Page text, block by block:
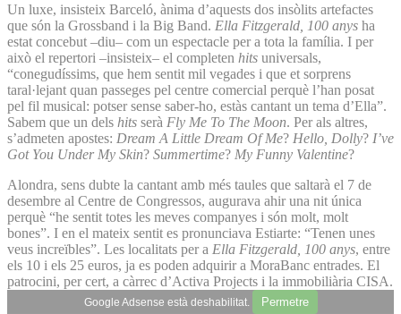
Un luxe, insisteix Barceló, ànima d’aquests dos insòlits artefactes
que són la Grossband i la Big Band. Ella Fitzgerald, 100 anys ha
estat concebut –diu– com un espectacle per a tota la família. I per
això el repertori –insisteix– el completen hits universals,
“conegudíssims, que hem sentit mil vegades i que et sorprens
taral·lejant quan passeges pel centre comercial perquè l’han posat
pel fil musical: potser sense saber-ho, estàs cantant un tema d’Ella”.
Sabem que un dels hits serà Fly Me To The Moon. Per als altres,
s’admeten apostes: Dream A Little Dream Of Me? Hello, Dolly? I’ve
Got You Under My Skin? Summertime? My Funny Valentine?
Alondra, sens dubte la cantant amb més taules que saltarà el 7 de
desembre al Centre de Congressos, augurava ahir una nit única
perquè “he sentit totes les meves companyes i són molt, molt
bones”. I en el mateix sentit es pronunciava Estiarte: “Tenen unes
veus increïbles”. Les localitats per a Ella Fitzgerald, 100 anys, entre
els 10 i els 25 euros, ja es poden adquirir a MoraBanc entrades. El
patrocini, per cert, a càrrec d’Activa Projects i la immobiliària CISA.
Google Adsense està deshabilitat. Permetre